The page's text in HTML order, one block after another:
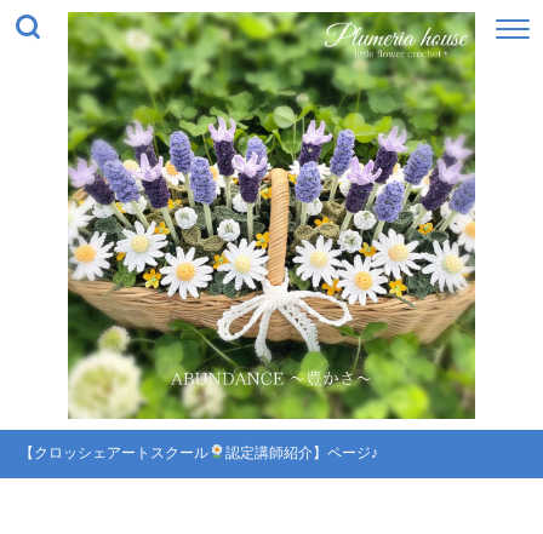
【クロッシェアートスクール 認定講師紹介】ページ♪